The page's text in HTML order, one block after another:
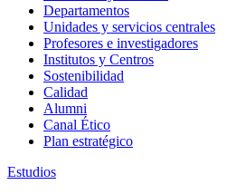
Departamentos
Unidades y servicios centrales
Profesores e investigadores
Institutos y Centros
Sostenibilidad
Calidad
Alumni
Canal Ético
Plan estratégico
Estudios